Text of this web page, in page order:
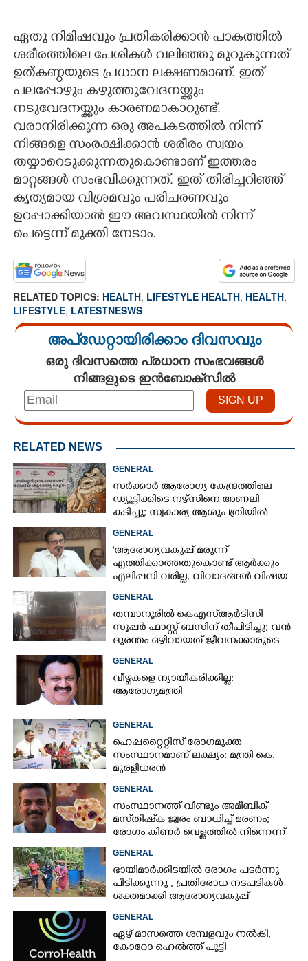
ഏതു നിമിഷവും പ്രതികരിക്കാൻ പാകത്തിൽ
ശരീരത്തിലെ പേശികൾ വലിഞ്ഞു മുറുകുന്നത്
ഉത്കണ്ഠയുടെ പ്രധാന ലക്ഷണമാണ്. ഇത്
പലപ്പോഴും കഴുത്തുവേദനയ്ക്കും
നടുവേദനയ്ക്കും കാരണമാകാറുണ്ട്.
വരാനിരിക്കുന്ന ഒരു അപകടത്തിൽ നിന്ന്
നിങ്ങളെ സംരക്ഷിക്കാൻ ശരീരം സ്വയം
തയ്യാറെടുക്കുന്നതുകൊണ്ടാണ് ഇത്തരം
മാറ്റങ്ങൾ സംഭവിക്കുന്നത്. ഇത് തിരിച്ചറിഞ്ഞ്
കൃത്യമായ വിശ്രമവും പരിചരണവും
ഉറപ്പാക്കിയാൽ ഈ അവസ്ഥയിൽ നിന്ന്
പെട്ടെന്ന് മുക്തി നേടാം.
RELATED TOPICS: HEALTH, LIFESTYLE HEALTH, HEALTH,
LIFESTYLE, LATESTNESWS
അപ്ഡേറ്റായിരിക്കാം ദിവസവും
ഒരു ദിവസത്തെ പ്രധാന സംഭവങ്ങൾ
നിങ്ങളുടെ ഇൻബോക്സിൽ
RELATED NEWS
GENERAL
സർക്കാർ ആരോഗ്യ കേന്ദ്രത്തിലെ
ഡ്യൂട്ടിക്കിടെ നഴ്സിനെ അണലി
കടിച്ചു; സ്വകാര്യ ആശുപത്രിയിൽ
GENERAL
'ആരോഗ്യവകുപ്പ് മരുന്ന്
എത്തിക്കാത്തതുകൊണ്ട് ആർക്കും
എലിപ്പനി വരില്ല, വിവാദങ്ങൾ വിഷയ
GENERAL
തമ്പാനൂരിൽ കെഎസ്ആർടിസി
സൂപ്പർ ഫാസ്റ്റ് ബസിന് തീപിടിച്ചു; വൻ
ദുരന്തം ഒഴിവായത് ജീവനക്കാരുടെ
GENERAL
വീഴ്ചകളെ ന്യായീകരിക്കില്ല:
ആരോഗ്യമന്ത്രി
GENERAL
ഹെപ്പറ്റൈറ്റിസ് രോഗമുക്ത
സംസ്ഥാനമാണ് ലക്ഷ്യം: മന്ത്രി കെ.
മുരളീധരൻ
GENERAL
സംസ്ഥാനത്ത് വീണ്ടും അമീബിക്
മസ്‌തിഷ്‌ക ജ്വരം ബാധിച്ച് മരണം;
രോഗം കിണർ വെള്ളത്തിൽ നിന്നെന്ന്
GENERAL
ഭായിമാർക്കിടയിൽ രോഗം പടർന്നു
പിടിക്കുന്നു ,​ പ്രതിരോധ നടപടികൾ
ശക്തമാക്കി ആരോഗ്യവകുപ്പ്
GENERAL
ഏഴ് മാസത്തെ ശമ്പളവും നൽകി,
കോറോ ഹെൽത്ത് പൂട്ടി